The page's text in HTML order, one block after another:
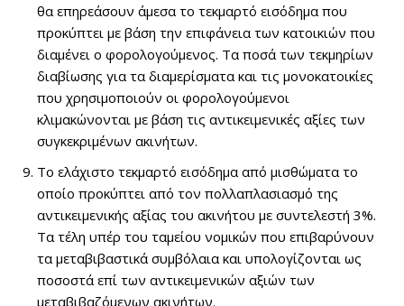
θα επηρεάσουν άμεσα το τεκμαρτό εισόδημα που
προκύπτει με βάση την επιφάνεια των κατοικιών που
διαμένει ο φορολογούμενος. Τα ποσά των τεκμηρίων
διαβίωσης για τα διαμερίσματα και τις μονοκατοικίες
που χρησιμοποιούν οι φορολογούμενοι
κλιμακώνονται με βάση τις αντικειμενικές αξίες των
συγκεκριμένων ακινήτων.
Το ελάχιστο τεκμαρτό εισόδημα από μισθώματα το
οποίο προκύπτει από τον πολλαπλασιασμό της
αντικειμενικής αξίας του ακινήτου με συντελεστή 3%.
Τα τέλη υπέρ του ταμείου νομικών που επιβαρύνουν
τα μεταβιβαστικά συμβόλαια και υπολογίζονται ως
ποσοστά επί των αντικειμενικών αξιών των
μεταβιβαζόμενων ακινήτων.